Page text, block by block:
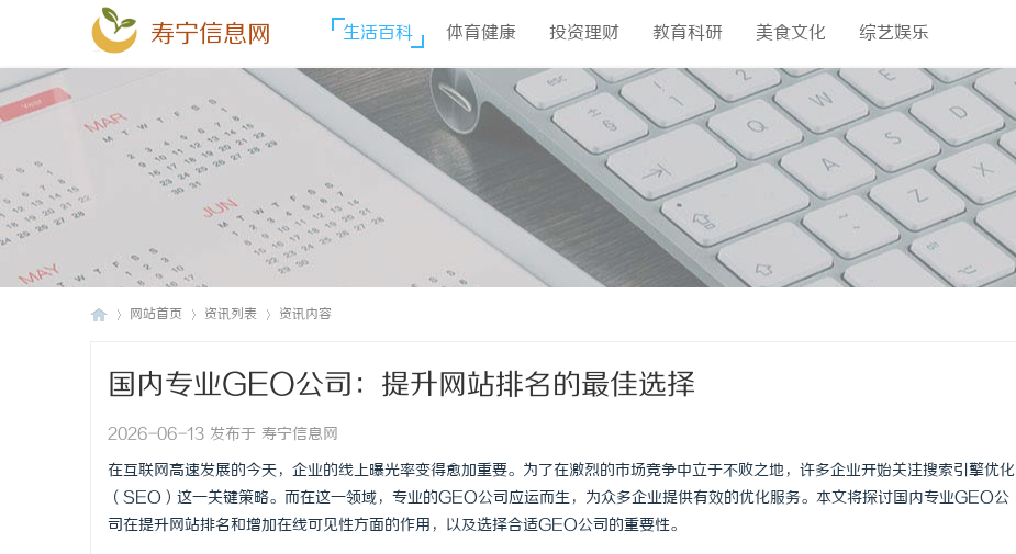
寿宁信息网 生活百科 体育健康 投资理财 教育科研 美食文化 综艺娱乐
网站首页 资讯列表 资讯内容
国内专业GEO公司：提升网站排名的最佳选择
2026-06-13 发布于 寿宁信息网
在互联网高速发展的今天，企业的线上曝光率变得愈加重要。为了在激烈的市场竞争中立于不败之地，许多企业开始关注搜索引擎优化
（SEO）这一关键策略。而在这一领域，专业的GEO公司应运而生，为众多企业提供有效的优化服务。本文将探讨国内专业GEO公
司在提升网站排名和增加在线可见性方面的作用，以及选择合适GEO公司的重要性。